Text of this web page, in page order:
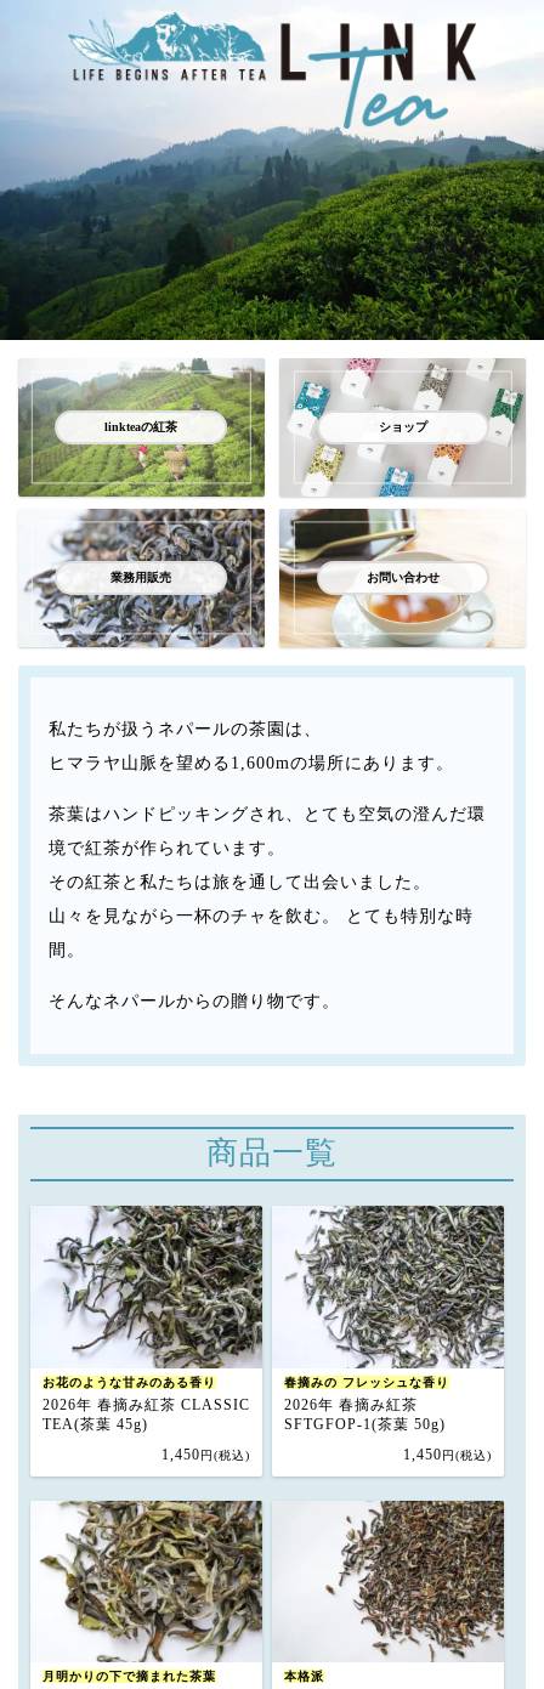
linkteaの紅茶 ショップ
業務用販売 お問い合わせ
私たちが扱うネパールの茶園は、
ヒマラヤ山脈を望める1,600mの場所にあります。
茶葉はハンドピッキングされ、とても空気の澄んだ環
境で紅茶が作られています。
その紅茶と私たちは旅を通して出会いました。
山々を見ながら一杯のチャを飲む。
とても特別な時
間。
そんなネパールからの贈り物です。
商品一覧
お花のような甘みのある香り
2026年 春摘み紅茶 CLASSIC
TEA(茶葉 45g)
1,450円(税込)
春摘みの フレッシュな香り
2026年 春摘み紅茶
SFTGFOP-1(茶葉 50g)
1,450円(税込)
月明かりの下で摘まれた茶葉 本格派